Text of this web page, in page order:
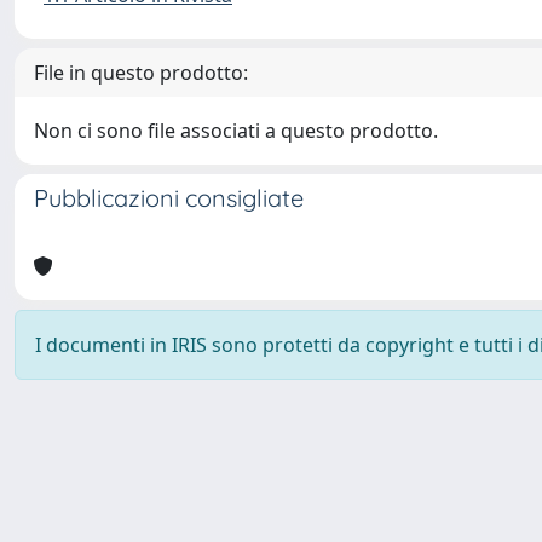
File in questo prodotto:
Non ci sono file associati a questo prodotto.
Pubblicazioni consigliate
I documenti in IRIS sono protetti da copyright e tutti i